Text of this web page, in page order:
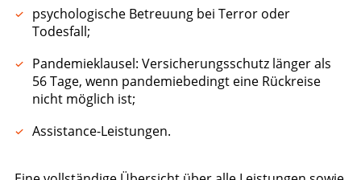
psychologische Betreuung bei Terror oder
Todesfall;
Pandemieklausel: Versicherungsschutz länger als
56 Tage, wenn pandemiebedingt eine Rückreise
nicht möglich ist;
Assistance-Leistungen.